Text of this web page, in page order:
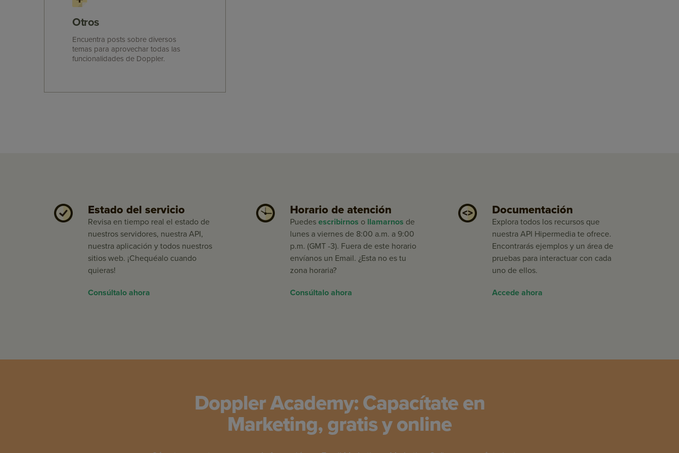
Otros
Encuentra posts sobre diversos
temas para aprovechar todas las
funcionalidades de Doppler.
Estado del servicio
Revisa en tiempo real el estado de
nuestros servidores, nuestra API,
nuestra aplicación y todos nuestros
sitios web. ¡Chequéalo cuando
quieras!
Consúltalo ahora
Horario de atención
Puedes escribirnos o llamarnos de
lunes a viernes de 8:00 a.m. a 9:00
p.m. (GMT -3). Fuera de este horario
envíanos un Email. ¿Esta no es tu
zona horaria?
Consúltalo ahora
Documentación
Explora todos los recursos que
nuestra API Hipermedia te ofrece.
Encontrarás ejemplos y un área de
pruebas para interactuar con cada
uno de ellos.
Accede ahora
Doppler Academy: Capacítate en
Marketing, gratis y online